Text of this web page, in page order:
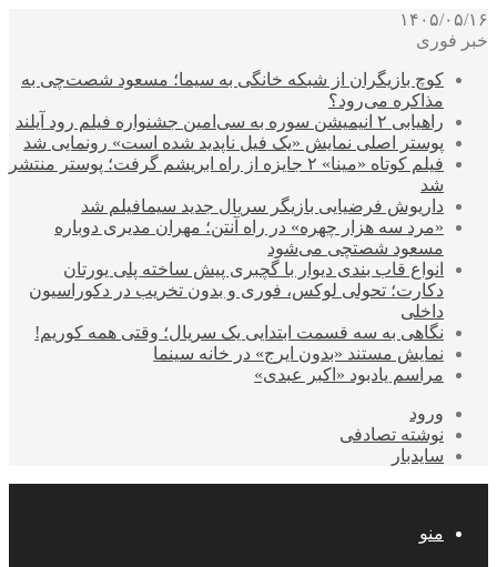
۱۴۰۵/۰۵/۱۶
خبر فوری
کوچ بازیگران از شبکه خانگی به سیما؛ مسعود شصت‌چی به
مذاکره می‌رود؟
راهیابی ۲ انیمیشن سوره به سی‌امین جشنواره فیلم رود آیلند
پوستر اصلی نمایش «یک فیل ناپدید شده است» رونمایی شد
فیلم کوتاه «مینا» ۲ جایزه از راه ابریشم گرفت؛ پوستر منتشر
شد
داریوش فرضیایی بازیگر سریال جدید سیمافیلم شد
«مرد سه هزار چهره» در راه آنتن؛ مهران مدیری دوباره
مسعود شصتچی می‌شود
انواع قاب بندی دیوار با گچبری پیش ساخته پلی یورتان
دکارت؛ تحولی لوکس، فوری و بدون تخریب در دکوراسیون
داخلی
نگاهی به سه قسمت ابتدایی یک سریال؛ وقتی همه کوریم!
نمایش مستند «بدون ایرج» در خانه سینما
مراسم یادبود «اکبر عبدی»
ورود
نوشته تصادفی
سایدبار
منو